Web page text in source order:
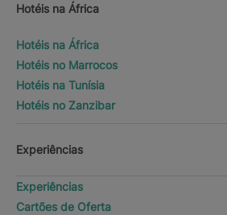
Hotéis na África
Hotéis na África
Hotéis no Marrocos
Hotéis na Tunísia
Hotéis no Zanzibar
Experiências
Experiências
Cartões de Oferta